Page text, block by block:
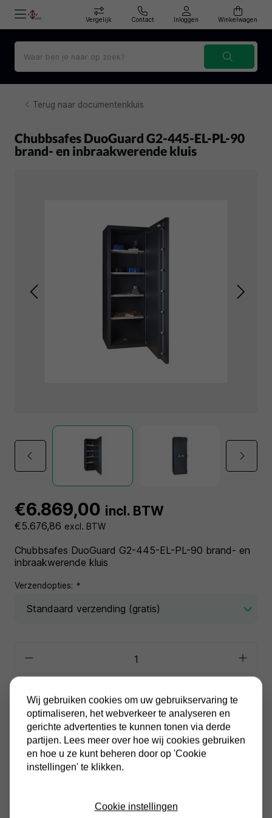
Vergelijk Contact Inloggen Winkelwagen
Terug naar documentenkluis
Chubbsafes DuoGuard G2-445-EL-PL-90
brand- en inbraakwerende kluis
€6.869,00 incl. BTW
€5.676,86 excl. BTW
Chubbsafes DuoGuard G2-445-EL-PL-90 brand- en
inbraakwerende kluis
Verzendopties: *
In winkelwagen
Alle prijzen zijn inclusief BTW
Altijd gratis verzending
Wij gebruiken cookies om uw gebruikservaring te
optimaliseren, het webverkeer te analyseren en
gerichte advertenties te kunnen tonen via derde
partijen. Lees meer over hoe wij cookies gebruiken
en hoe u ze kunt beheren door op 'Cookie
instellingen' te klikken.
Cookie instellingen